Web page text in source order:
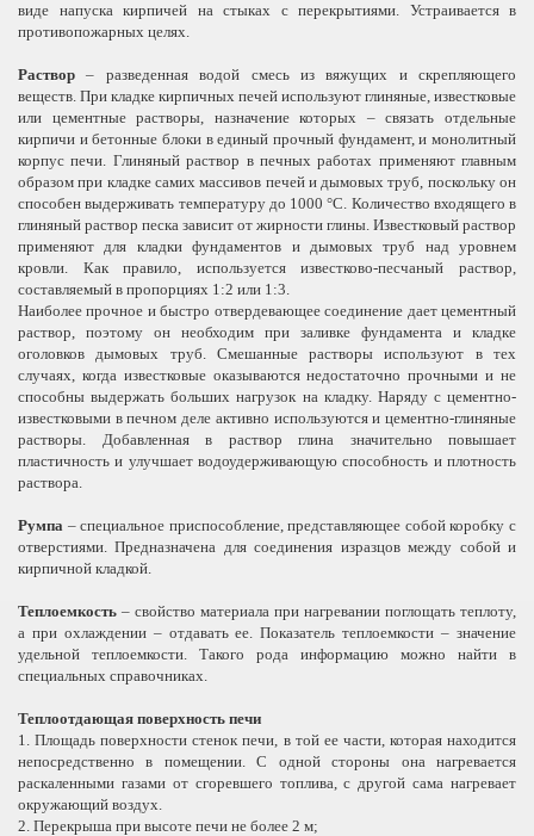
виде напуска кирпичей на стыках с перекрытиями. Устраивается в
противопожарных целях.
Раствор – разведенная водой смесь из вяжущих и скрепляющего
веществ. При кладке кирпичных печей используют глиняные, известковые
или цементные растворы, назначение которых – связать отдельные
кирпичи и бетонные блоки в единый прочный фундамент, и монолитный
корпус печи. Глиняный раствор в печных работах применяют главным
образом при кладке самих массивов печей и дымовых труб, поскольку он
способен выдерживать температуру до 1000 °С. Количество входящего в
глиняный раствор песка зависит от жирности глины. Известковый раствор
применяют для кладки фундаментов и дымовых труб над уровнем
кровли. Как правило, используется известково-песчаный раствор,
составляемый в пропорциях 1:2 или 1:3.
Наиболее прочное и быстро отвердевающее соединение дает цементный
раствор, поэтому он необходим при заливке фундамента и кладке
оголовков дымовых труб. Смешанные растворы используют в тех
случаях, когда известковые оказываются недостаточно прочными и не
способны выдержать больших нагрузок на кладку. Наряду с цементно-
известковыми в печном деле активно используются и цементно-глиняные
растворы. Добавленная в раствор глина значительно повышает
пластичность и улучшает водоудерживающую способность и плотность
раствора.
Румпа – специальное приспособление, представляющее собой коробку с
отверстиями. Предназначена для соединения изразцов между собой и
кирпичной кладкой.
Теплоемкость – свойство материала при нагревании поглощать теплоту,
а при охлаждении – отдавать ее. Показатель теплоемкости – значение
удельной теплоемкости. Такого рода информацию можно найти в
специальных справочниках.
Теплоотдающая поверхность печи
1. Площадь поверхности стенок печи, в той ее части, которая находится
непосредственно в помещении. С одной стороны она нагревается
раскаленными газами от сгоревшего топлива, с другой сама нагревает
окружающий воздух.
2. Перекрыша при высоте печи не более 2 м;